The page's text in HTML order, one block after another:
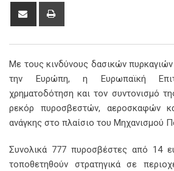
Share
Με τους κινδύνους δασικών
την Ευρώπη, η Ευρωπαϊκή
χρηματοδότηση και τον συντονισμό
ρεκόρ πυροσβεστών, αεροσκαφών
ανάγκης στο πλαίσιο του Μηχανισμού
Συνολικά 777 πυροσβέστες από 14
τοποθετηθούν στρατηγικά σε